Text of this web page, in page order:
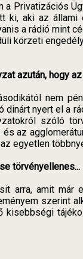
Privatizációs
ki, aki az
a rádió mint
körzeti
azután, hogy
nem
nyert el a
szóló
az
egyetlen
törvényellenes...
arra, amit már
szerint
kisebbségi